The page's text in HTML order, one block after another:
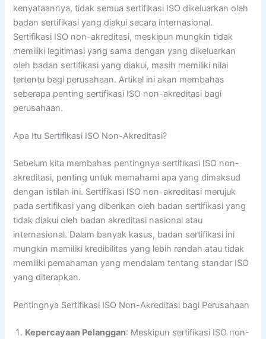
kenyataannya, tidak semua sertifikasi ISO dikeluarkan oleh
badan sertifikasi yang diakui secara internasional.
Sertifikasi ISO non-akreditasi, meskipun mungkin tidak
memiliki legitimasi yang sama dengan yang dikeluarkan
oleh badan sertifikasi yang diakui, masih memiliki nilai
tertentu bagi perusahaan. Artikel ini akan membahas
seberapa penting sertifikasi ISO non-akreditasi bagi
perusahaan.
Apa Itu Sertifikasi ISO Non-Akreditasi?
Sebelum kita membahas pentingnya sertifikasi ISO non-
akreditasi, penting untuk memahami apa yang dimaksud
dengan istilah ini. Sertifikasi ISO non-akreditasi merujuk
pada sertifikasi yang diberikan oleh badan sertifikasi yang
tidak diakui oleh badan akreditasi nasional atau
internasional. Dalam banyak kasus, badan sertifikasi ini
mungkin memiliki kredibilitas yang lebih rendah atau tidak
memiliki pemahaman yang mendalam tentang standar ISO
yang diterapkan.
Pentingnya Sertifikasi ISO Non-Akreditasi bagi Perusahaan
Kepercayaan Pelanggan: Meskipun sertifikasi ISO non-